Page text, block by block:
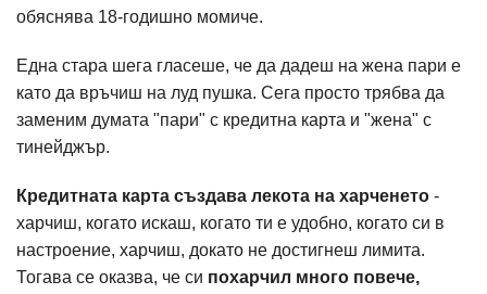
обяснява 18-годишно момиче.
Една стара шега гласеше, че да дадеш на жена пари е
като да връчиш на луд пушка. Сега просто трябва да
заменим думата "пари" с кредитна карта и "жена" с
тинейджър.
Кредитната карта създава лекота на харченето -
харчиш, когато искаш, когато ти е удобно, когато си в
настроение, харчиш, докато не достигнеш лимита.
Тогава се оказва, че си похарчил много повече,